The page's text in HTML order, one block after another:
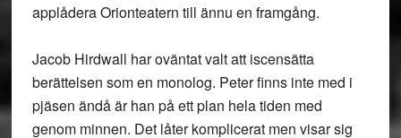
applådera Orionteatern till ännu en framgång.
Jacob Hirdwall har oväntat valt att iscensätta
berättelsen som en monolog. Peter finns inte med i
pjäsen ändå är han på ett plan hela tiden med
genom minnen. Det låter komplicerat men visar sig